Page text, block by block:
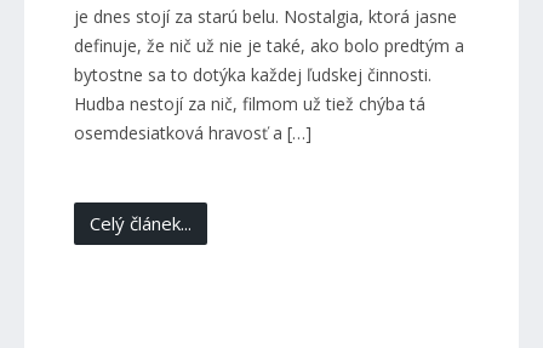
je dnes stojí za starú belu. Nostalgia, ktorá jasne
definuje, že nič už nie je také, ako bolo predtým a
bytostne sa to dotýka každej ľudskej činnosti.
Hudba nestojí za nič, filmom už tiež chýba tá
osemdesiatková hravosť a […]
Celý článek...